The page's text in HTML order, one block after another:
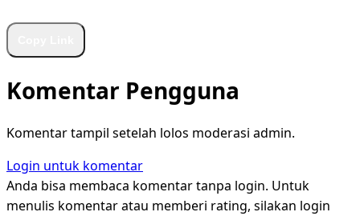
Komentar Pengguna
Komentar tampil setelah lolos moderasi admin.
Login untuk komentar
Anda bisa membaca komentar tanpa login. Untuk
menulis komentar atau memberi rating, silakan login